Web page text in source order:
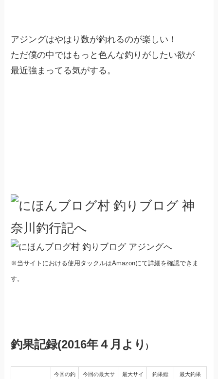
アジングはやはり数が釣れるのが楽しい！
ただ僕の中ではもっと色んな釣りがしたい欲が
最近強まってる気がする。
※当サイトにおける使用タックルはAmazonにて詳細を確認できま
す。
釣果記録(2016年４月より)
今回の釣
今回の最大サ
最大サイ
釣果総
最大釣果